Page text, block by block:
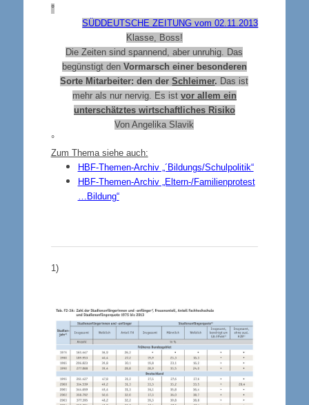
°
SÜDDEUTSCHE ZEITUNG vom 02.11.2013
Klasse, Boss!
Die Zeiten sind spannend, aber unruhig. Das
begünstigt den Vormarsch einer besonderen
Sorte Mitarbeiter: den derSchleimer. Das ist
mehr als nur nervig. Es ist vor allem ein
unterschätztes wirtschaftliches Risiko
Von Angelika Slavik
°
Zum Thema siehe auch:
HBF-Themen-Archiv „´Bildungs/Schulpolitik“
HBF-Themen-Archiv „Eltern-/Familienprotest
…Bildung“
1)